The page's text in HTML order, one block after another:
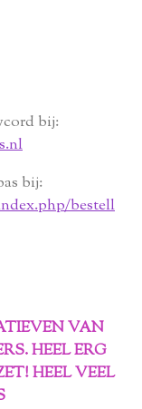
bij:
bij:
bestell
VAN
HEEL ERG
HEEL VEEL